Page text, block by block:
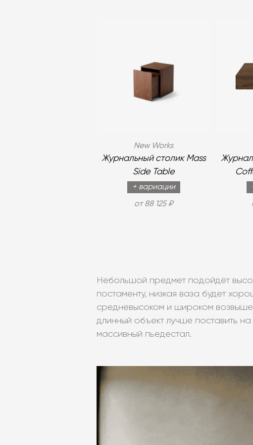
New Works
Журнальный столик Mass
Side Table
+ вариации
от 88 125 ₽
Небольшой предмет подойдёт
постаменту, низкая ваза будет
средневысоком и широком
длинный объект лучше поставить на
массивный пьедестал.